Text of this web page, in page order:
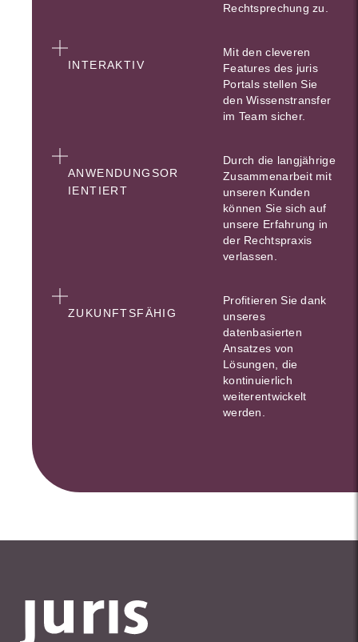
Rechtsprechung zu.
INTERAKTIV
Mit den cleveren
Features des juris
Portals stellen Sie
den Wissenstransfer
im Team sicher.
ANWENDUNGSOR
IENTIERT
Durch die langjährige
Zusammenarbeit mit
unseren Kunden
können Sie sich auf
unsere Erfahrung in
der Rechtspraxis
verlassen.
ZUKUNFTSFÄHIG
Profitieren Sie dank
unseres
datenbasierten
Ansatzes von
Lösungen, die
kontinuierlich
weiterentwickelt
werden.